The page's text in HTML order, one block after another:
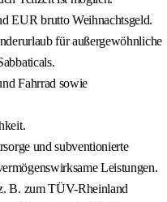
EUR brutto Weihnachtsgeld.
für außergewöhnliche
Fahrrad sowie
und subventionierte
Leistungen.
B. zum TÜV-Rheinland